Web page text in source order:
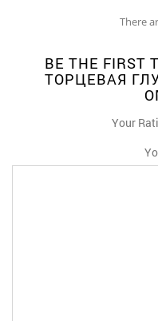
There
BE THE FIRST
ТОРЦЕВАЯ
Your